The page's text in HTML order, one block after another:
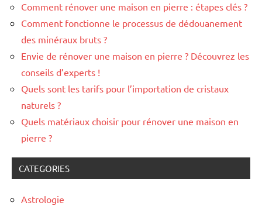
Comment rénover une maison en pierre : étapes clés ?
Comment fonctionne le processus de dédouanement
des minéraux bruts ?
Envie de rénover une maison en pierre ? Découvrez les
conseils d’experts !
Quels sont les tarifs pour l’importation de cristaux
naturels ?
Quels matériaux choisir pour rénover une maison en
pierre ?
CATEGORIES
Astrologie